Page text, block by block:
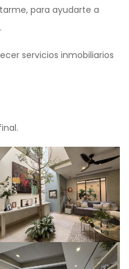
para ayudarte a
servicios inmobiliarios